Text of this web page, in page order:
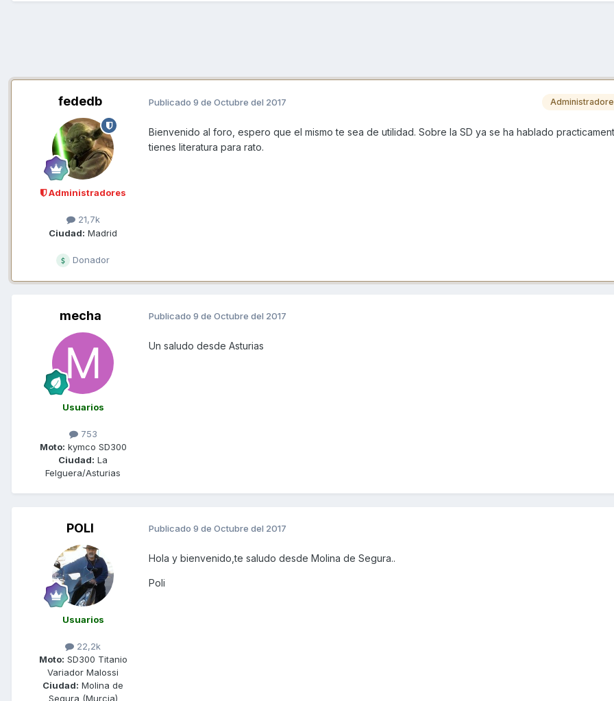
fededb
Administradores
21,7k
Ciudad: Madrid
Donador
Publicado 9 de Octubre del 2017
Bienvenido al foro, espero que el mismo te sea de utilidad. Sobre la SD ya se ha hablado
tienes literatura para rato.
mecha
Usuarios
753
Moto: kymco SD300
Ciudad: La
Felguera/Asturias
Publicado 9 de Octubre del 2017
Un saludo desde Asturias
POLI
Usuarios
22,2k
Moto: SD300 Titanio
Variador Malossi
Ciudad: Molina de
Segura (Murcia)
Publicado 9 de Octubre del 2017
Hola y bienvenido,te saludo desde Molina de Segura..
Poli